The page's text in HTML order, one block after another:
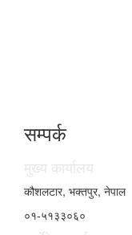
सम्पर्क
मुख्य कार्यालय
कौशलटार, भक्तपुर, नेपाल
०१-५१३३०६०